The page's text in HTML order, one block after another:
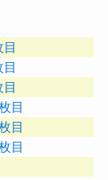
目
目
目